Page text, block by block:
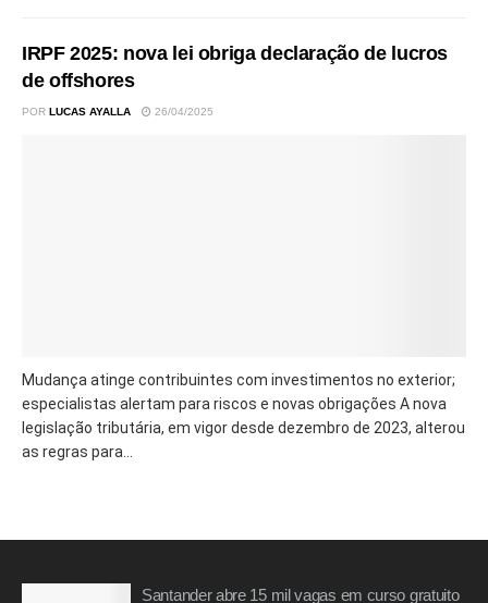
IRPF 2025: nova lei obriga declaração de lucros
de offshores
POR LUCAS AYALLA 26/04/2025
Mudança atinge contribuintes com investimentos no exterior;
especialistas alertam para riscos e novas obrigações A nova
legislação tributária, em vigor desde dezembro de 2023, alterou
as regras para...
Santander abre 15 mil vagas em curso gratuito